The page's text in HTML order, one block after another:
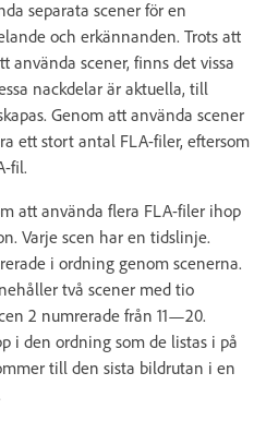
separata scener för en
och erkännanden. Trots att
använda scener, finns det vissa
nackdelar är aktuella, till
Genom att använda scener
ett stort antal FLA-filer, eftersom
fil.
att använda flera FLA-filer ihop
Varje scen har en tidslinje.
i ordning genom scenerna.
två scener med tio
2 numrerade från 11—20.
i den ordning som de listas i på
till den sista bildrutan i en